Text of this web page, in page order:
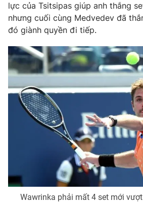
Giấy phép hoạt động báo in và báo điện
cấp ngày 29/12/2023
Tổng Biên tập:Vũ Thanh Thủy
Phó Tổng Biên tập:Nguyễn Thị Mỹ
Nguyễn Trọng Ninh
Tổng đài VTV:024.38 355 931 -
Ðiện thoại Thời báo VTV:024.66 897
Email:toasoan@vtv.vn
Liên hệ quảng cáo:
024-7300.7108
lực của Tsitsipas giúp anh thắng
nhưng cuối cùng Medvedev đã
đó giành quyền đi tiếp.
Wawrinka phải mất 4 set mới